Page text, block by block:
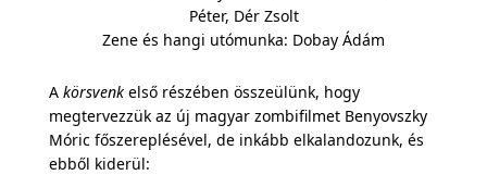
Péter, Dér Zsolt
Zene és hangi utómunka: Dobay Ádám
A körsvenk első részében összeülünk, hogy
megtervezzük az új magyar zombifilmet Benyovszky
Móric főszereplésével, de inkább elkalandozunk, és
ebből kiderül: